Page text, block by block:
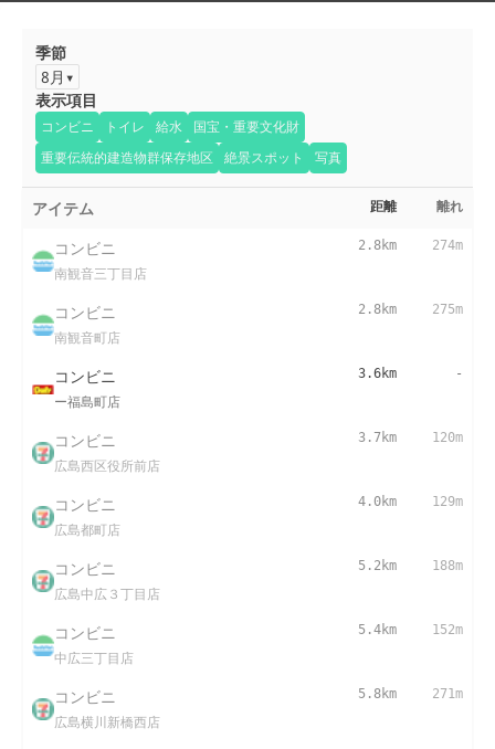
季節
8月
表示項目
コンビニ トイレ 給水
国宝・重要文化財
重要伝統的建造物群保存地区
絶景スポット 写真
アイテム 距離 離れ
コンビニ
南観音三丁目店
2.8km 274m
コンビニ
南観音町店
2.8km 275m
コンビニ
ー福島町店
3.6km -
コンビニ
広島西区役所前店
3.7km 120m
コンビニ
広島都町店
4.0km 129m
コンビニ
広島中広３丁目店
5.2km 188m
コンビニ
中広三丁目店
5.4km 152m
コンビニ
広島横川新橋西店
5.8km 271m